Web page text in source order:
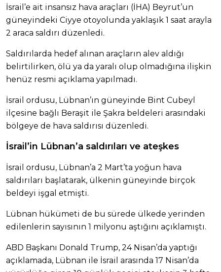
İsrail’e ait insansız hava araçları (İHA) Beyrut’un
güneyindeki Ciyye otoyolunda yaklaşık 1 saat arayla
2 araca saldırı düzenledi.
Saldırılarda hedef alınan araçların alev aldığı
belirtilirken, ölü ya da yaralı olup olmadığına ilişkin
henüz resmi açıklama yapılmadı.
İsrail ordusu, Lübnan’ın güneyinde Bint Cubeyl
ilçesine bağlı Beraşit ile Şakra beldeleri arasındaki
bölgeye de hava saldırısı düzenledi.
İsrail’in Lübnan’a saldırıları ve ateşkes
İsrail ordusu, Lübnan’a 2 Mart’ta yoğun hava
saldırıları başlatarak, ülkenin güneyinde birçok
beldeyi işgal etmişti.
Lübnan hükümeti de bu sürede ülkede yerinden
edilenlerin sayısının 1 milyonu aştığını açıklamıştı.
ABD Başkanı Donald Trump, 24 Nisan’da yaptığı
açıklamada, Lübnan ile İsrail arasında 17 Nisan’da